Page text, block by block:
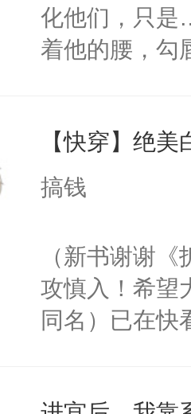
化他们，只是
着他的腰，勾
来，给老公
用力——为你
【快穿】绝
搞钱
（新书谢谢
攻慎入！希望
同名）已在快